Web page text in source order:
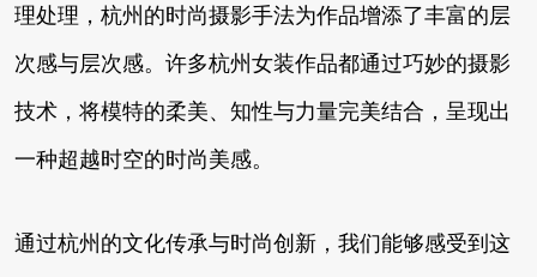
理处理，杭州的时尚摄影手法为作品增添了丰富的层
次感与层次感。许多杭州女装作品都通过巧妙的摄影
技术，将模特的柔美、知性与力量完美结合，呈现出
一种超越时空的时尚美感。
通过杭州的文化传承与时尚创新，我们能够感受到这